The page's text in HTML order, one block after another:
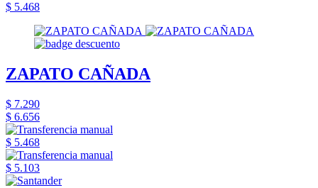
$ 5.468
ZAPATO CAÑADA
$ 7.290
$ 6.656
$ 5.468
$ 5.103